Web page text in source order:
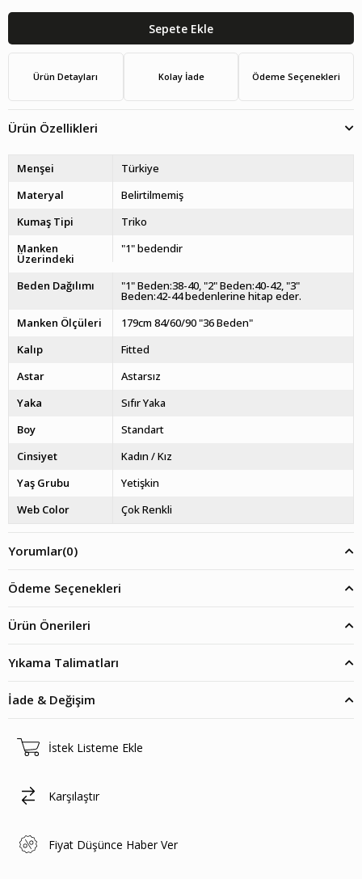
Ürün Detayları Kolay İade Ödeme Seçenekleri
Ürün Özellikleri
Menşei
Türkiye
Materyal
Belirtilmemiş
Kumaş Tipi
Triko
Manken
Üzerindeki
"1" bedendir
Beden Dağılımı "1" Beden:38-40, "2" Beden:40-42, "3"
Beden:42-44 bedenlerine hitap eder.
Manken Ölçüleri
179cm 84/60/90 "36 Beden"
Kalıp
Fitted
Astar
Astarsız
Yaka
Sıfır Yaka
Boy
Standart
Cinsiyet
Kadın / Kız
Yaş Grubu
Yetişkin
Web Color
Çok Renkli
Yorumlar(0)
Ödeme Seçenekleri
Ürün Önerileri
Yıkama Talimatları
İade & Değişim
İstek Listeme Ekle
Karşılaştır
Fiyat Düşünce Haber Ver